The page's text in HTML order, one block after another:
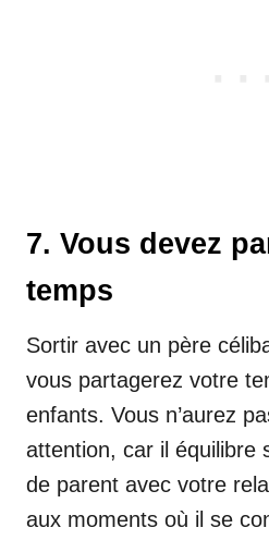
7. Vous devez
temps
Sortir avec un père
vous partagerez votre
enfants. Vous n’aurez
attention, car il équilibre
de parent avec votre
aux moments où il se